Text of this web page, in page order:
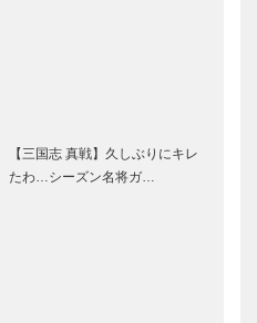
【三国志 真戦】久しぶりにキレ
たわ…シーズン名将ガ…